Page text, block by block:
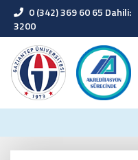
0 (342) 369 60 65 Dahili:
3200